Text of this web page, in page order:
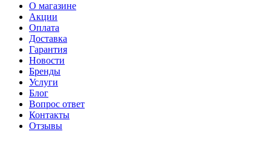
О магазине
Акции
Оплата
Доставка
Гарантия
Новости
Бренды
Услуги
Блог
Вопрос ответ
Контакты
Отзывы